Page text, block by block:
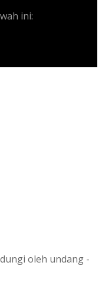
ini:
oleh undang -